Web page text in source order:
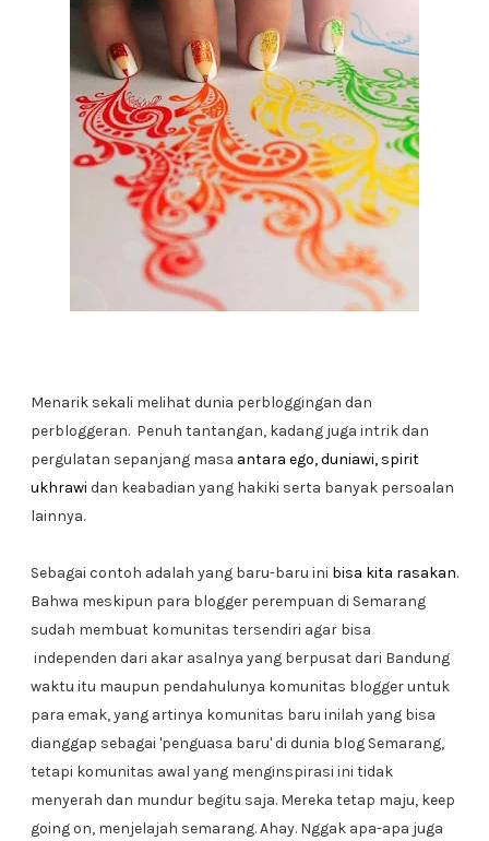
Menarik sekali melihat dunia perbloggingan dan
perbloggeran. Penuh tantangan, kadang juga intrik dan
pergulatan sepanjang masa antara ego, duniawi, spirit
ukhrawi dan keabadian yang hakiki serta banyak persoalan
lainnya.
Sebagai contoh adalah yang baru-baru ini bisa kita rasakan.
Bahwa meskipun para blogger perempuan di Semarang
sudah membuat komunitas tersendiri agar bisa
independen dari akar asalnya yang berpusat dari Bandung
waktu itu maupun pendahulunya komunitas blogger untuk
para emak, yang artinya komunitas baru inilah yang bisa
dianggap sebagai 'penguasa baru' di dunia blog Semarang,
tetapi komunitas awal yang menginspirasi ini tidak
menyerah dan mundur begitu saja. Mereka tetap maju, keep
going on, menjelajah semarang. Ahay. Nggak apa-apa juga